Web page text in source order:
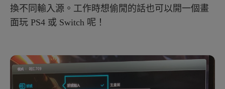
換不同輸入源。工作時想偷閒的話也可以開一個畫
面玩 PS4 或 Switch 呢！